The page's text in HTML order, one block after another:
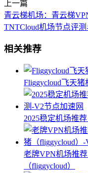
上一篇
青云梯机场：青云梯
TNTCloud机场节点评
相关推荐
Fliggycloud飞天
2025稳定机场推
老牌VPN机场推
（fliggycloud）